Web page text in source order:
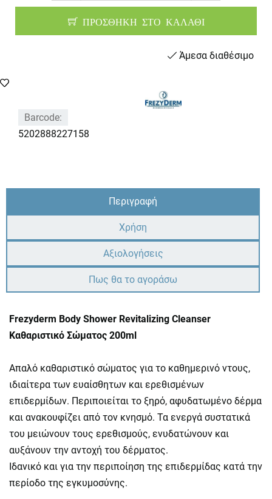
ΠΡΟΣΘΗΚΗ ΣΤΟ ΚΑΛΑΘΙ
Άμεσα διαθέσιμο
Barcode:
5202888227158
Περιγραφή
Χρήση
Αξιολογήσεις
Πως θα το αγοράσω
Frezyderm Body Shower Revitalizing Cleanser
Καθαριστικό Σώματος 200ml
Απαλό καθαριστικό σώματος για το καθημερινό ντους,
ιδιαίτερα των ευαίσθητων και ερεθισμένων
επιδερμίδων. Περιποιείται το ξηρό, αφυδατωμένο δέρμα
και ανακουφίζει από τον κνησμό. Τα ενεργά συστατικά
του μειώνουν τους ερεθισμούς, ενυδατώνουν και
αυξάνουν την αντοχή του δέρματος.
Ιδανικό και για την περιποίηση της επιδερμίδας κατά την
περίοδο της εγκυμοσύνης.